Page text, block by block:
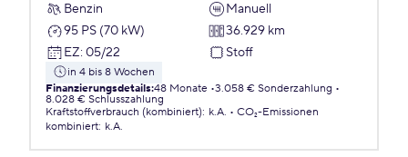
Benzin
Manuell
95 PS (70 kW)
36.929 km
EZ: 05/22 Stoff
in 4 bis 8 Wochen
Finanzierungsdetails:48 Monate 3.058 € Sonderzahlung
8.028 € Schlusszahlung
Kraftstoffverbrauch (kombiniert): k.A.
CO₂-Emissionen
kombiniert: k.A.